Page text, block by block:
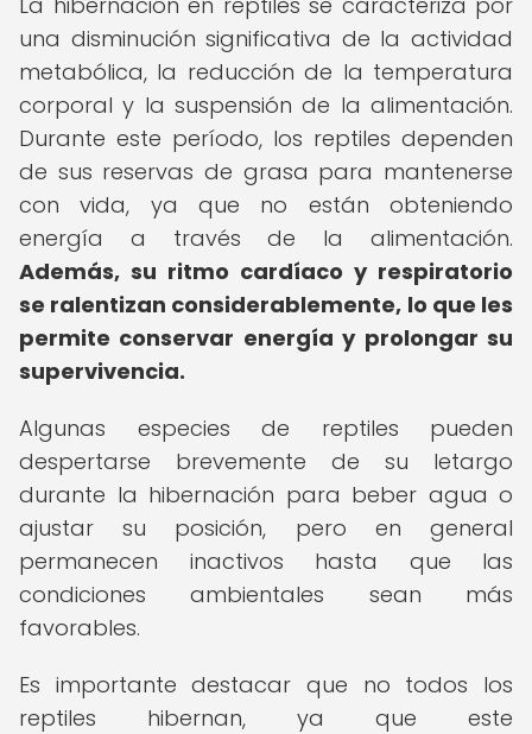
una disminución significativa de la actividad
metabólica, la reducción de la temperatura
corporal y la suspensión de la alimentación.
Durante este período, los reptiles dependen
de sus reservas de grasa para mantenerse
con vida, ya que no están obteniendo
energía a través de la alimentación.
Además, su ritmo cardíaco y respiratorio
se ralentizan considerablemente, lo que les
permite conservar energía y prolongar su
supervivencia.
Algunas especies de reptiles pueden
despertarse brevemente de su letargo
durante la hibernación para beber agua o
ajustar su posición, pero en general
permanecen inactivos hasta que las
condiciones ambientales sean más
favorables.
Es importante destacar que no todos los
reptiles hibernan, ya que este